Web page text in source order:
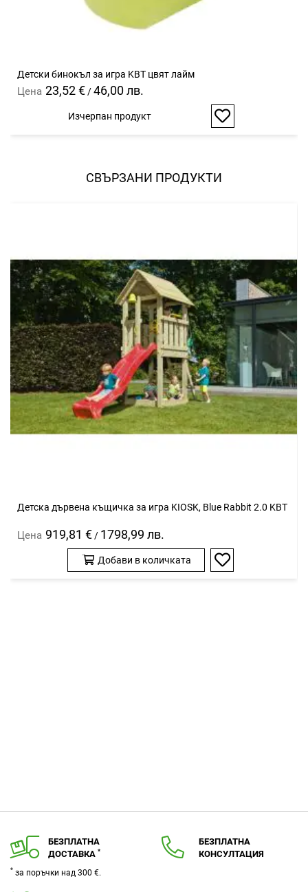
Детски бинокъл за игра KBT цвят лайм
Цена 23,52 € /46,00 лв.
Изчерпан продукт
Добави
СВЪРЗАНИ ПРОДУКТИ
Детскa дървенa къщичка за игра KIOSK, Blue Rabbit 2.0 KBT
Цена 919,81 €/ 1798,99 лв.
Добави в количката
Добави
БЕЗПЛАТНА
ДОСТАВКА *
* за поръчки над 300 €.
БЕЗПЛАТНА
КОНСУЛТАЦИЯ